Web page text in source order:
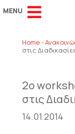
Home-
στις
2ο
στις
14.01.2014